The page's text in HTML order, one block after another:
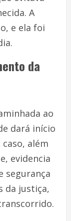
A
e ela foi
da
ao
dará início
além
evidencia
segurança
da justiça,